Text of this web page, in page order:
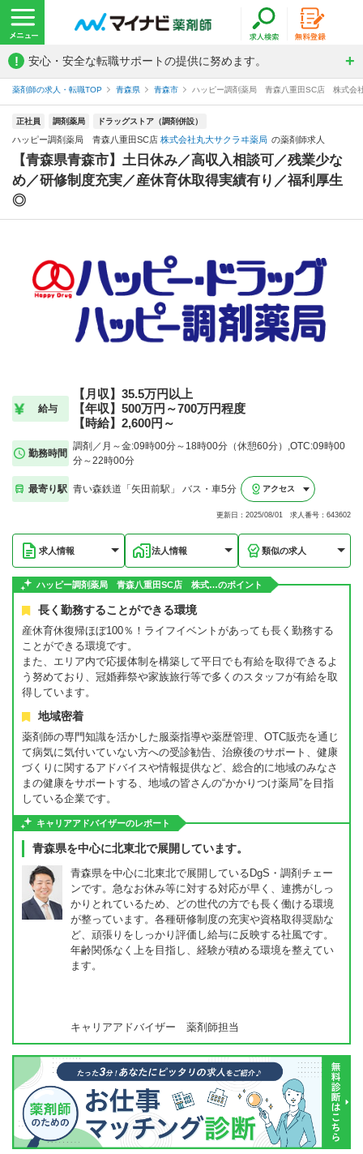
! 安心・安全な転職サポートの提供に努めます。
薬剤師の求人・転職TOP 青森県 青森市 ハッピー調剤薬局 青森八重田SC店 株式会
正社員 調剤薬局 ドラッグストア（調剤併設）
ハッピー調剤薬局 青森八重田SC店 株式会社丸大サクラヰ薬局 の薬剤師求人
【青森県青森市】土日休み／高収入相談可／残業少な
め／研修制度充実／産休育休取得実績有り／福利厚生
◎
給与
【月収】35.5万円以上
【年収】500万円～700万円程度
【時給】2,600円～
勤務時間
調剤／月～金:09時00分～18時00分（休憩60分）,OTC:09時00
分～22時00分
最寄り駅 青い森鉄道「矢田前駅」 バス・車5分 アクセス
更新日：2025/08/01 求人番号：643602
求人情報 法人情報 類似の求人
ハッピー調剤薬局 青森八重田SC店 株式…のポイント
長く勤務することができる環境
産休育休復帰ほぼ100％！ライフイベントがあっても長く勤務する
ことができる環境です。
また、エリア内で応援体制を構築して平日でも有給を取得できるよ
う努めており、冠婚葬祭や家族旅行等で多くのスタッフが有給を取
得しています。
地域密着
薬剤師の専門知識を活かした服薬指導や薬歴管理、OTC販売を通じ
て病気に気付いていない方への受診勧告、治療後のサポート、健康
づくりに関するアドバイスや情報提供など、総合的に地域のみなさ
まの健康をサポートする、地域の皆さんの“かかりつけ薬局”を目指
している企業です。
キャリアアドバイザーのレポート
青森県を中心に北東北で展開しています。
青森県を中心に北東北で展開しているDgS・調剤チェー
ンです。急なお休み等に対する対応が早く、連携がしっ
かりとれているため、どの世代の方でも長く働ける環境
が整っています。各種研修制度の充実や資格取得奨励な
ど、頑張りをしっかり評価し給与に反映する社風です。
年齢関係なく上を目指し、経験が積める環境を整えてい
ます。
キャリアアドバイザー 薬剤師担当